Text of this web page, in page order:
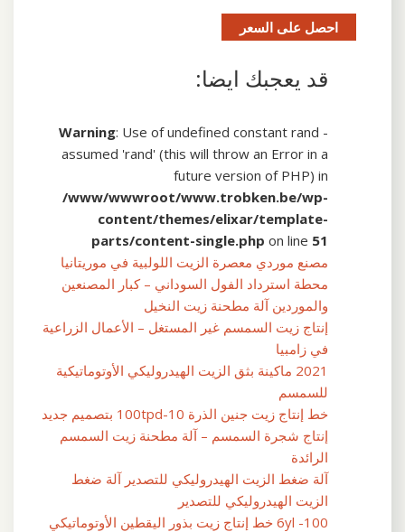
احصل على السعر
قد يعجبك ايضا:
Warning: Use of undefined constant rand -
assumed 'rand' (this will throw an Error in a
future version of PHP) in
/www/wwwroot/www.trobken.be/wp-
content/themes/elixar/template-
parts/content-single.php on line 51
مصنع موردي معصرة الزيت اللولبية في موريتانيا
محطة استرداد الفول السوداني – كبار المصنعين
والموردين آلة مطحنة زيت النخيل
إنتاج زيت السمسم غير المستغل – الأعمال الزراعية
في زامبيا
2021 ماكينة بثق الزيت الهيدروليكي الأوتوماتيكية
للسمسم
خط إنتاج زيت جنين الذرة 10-100tpd بتصميم جديد
إنتاج شجرة السمسم – آلة مطحنة زيت السمسم
الرائدة
آلة ضغط الزيت الهيدروليكي للتصدير آلة ضغط
الزيت الهيدروليكي للتصدير
6yl -100 خط إنتاج زيت بذور اليقطين الأوتوماتيكي